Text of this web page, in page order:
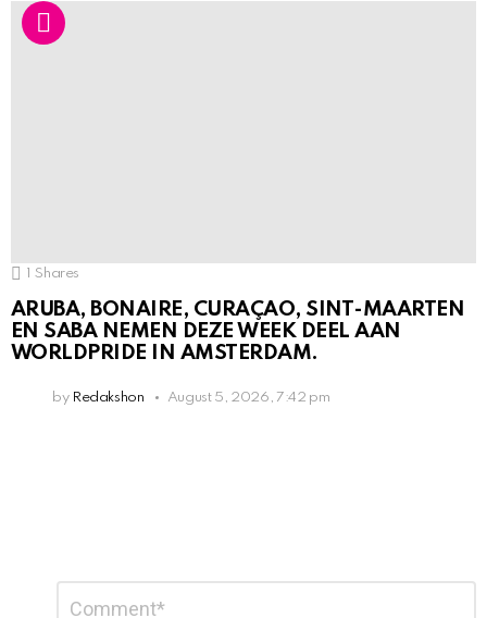
Shares
ARUBA, BONAIRE, CURAÇAO, SINT-MAARTEN
EN SABA NEMEN DEZE WEEK DEEL AAN
WORLDPRIDE IN AMSTERDAM.
by Redakshon August 5, 2026, 7:42 pm